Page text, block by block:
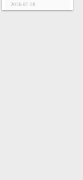
2026-07-28